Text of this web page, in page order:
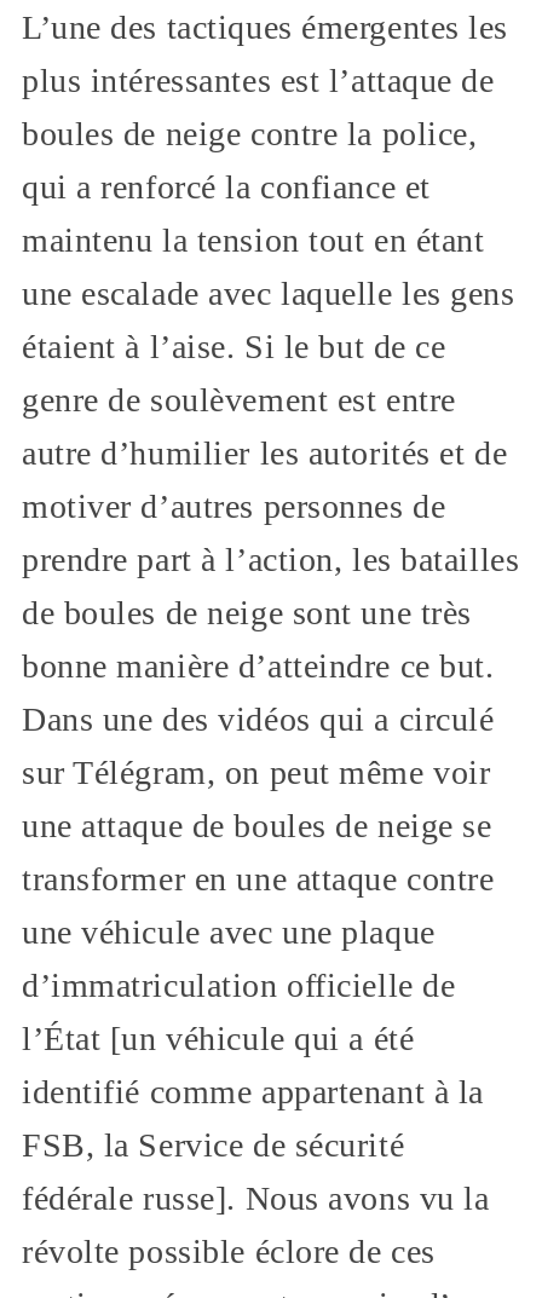
L’une des tactiques émergentes les
plus intéressantes est l’attaque de
boules de neige contre la police,
qui a renforcé la confiance et
maintenu la tension tout en étant
une escalade avec laquelle les gens
étaient à l’aise. Si le but de ce
genre de soulèvement est entre
autre d’humilier les autorités et de
motiver d’autres personnes de
prendre part à l’action, les batailles
de boules de neige sont une très
bonne manière d’atteindre ce but.
Dans une des vidéos qui a circulé
sur Télégram, on peut même voir
une attaque de boules de neige se
transformer en une attaque contre
une véhicule avec une plaque
d’immatriculation officielle de
l’État [un véhicule qui a été
identifié comme appartenant à la
FSB, la Service de sécurité
fédérale russe]. Nous avons vu la
révolte possible éclore de ces